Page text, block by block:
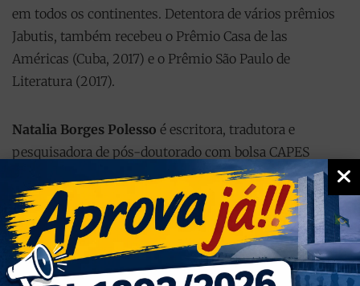
em todos os continentes. Detentora de vários prêmios
Jabutis, também recebeu o Prêmio Casa de las
Américas (Cuba, 2017) e o Prêmio São Paulo de
Literatura (2017).
Natalia Borges Polesso é escritora, tradutora e
pesquisadora de pós-doutorado com bolsa CAPES
(PNPD) pela Universidade de Caxias do Sul (UCS). Foi
selecionada pela coletânea Bogotá39 e premiada com
o Jabuti em 2016. Em suas obras trabalha com as
questões homoafetivas e coordena o grupo de
pesquisa Geografias homoafetivas: literatura, gênero